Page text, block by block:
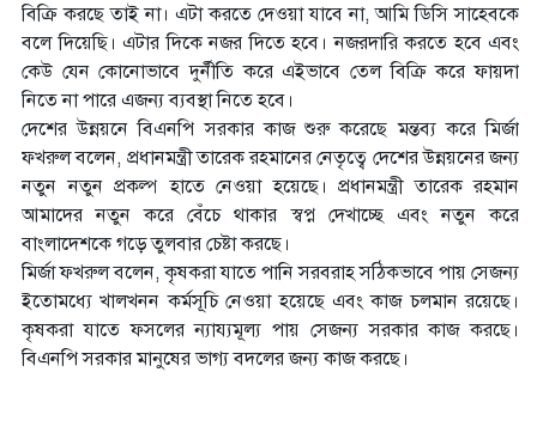
বিক্রি করছে তাই না। এটা করতে দেওয়া যাবে না, আমি ডিসি সাহেবকে
বলে দিয়েছি। এটার দিকে নজর দিতে হবে। নজরদারি করতে হবে এবং
কেউ যেন কোনোভাবে দুর্নীতি করে এইভাবে তেল বিক্রি করে ফায়দা
নিতে না পারে এজন্য ব্যবস্থা নিতে হবে।
দেশের উন্নয়নে বিএনপি সরকার কাজ শুরু করেছে মন্তব্য করে মির্জা
ফখরুল বলেন, প্রধানমন্ত্রী তারেক রহমানের নেতৃত্বে দেশের উন্নয়নের জন্য
নতুন নতুন প্রকল্প হাতে নেওয়া হয়েছে। প্রধানমন্ত্রী তারেক রহমান
আমাদের নতুন করে বেঁচে থাকার স্বপ্ন দেখাচ্ছে এবং নতুন করে
বাংলাদেশকে গড়ে তুলবার চেষ্টা করছে।
মির্জা ফখরুল বলেন, কৃষকরা যাতে পানি সরবরাহ সঠিকভাবে পায় সেজন্য
ইতোমধ্যে খালখনন কর্মসূচি নেওয়া হয়েছে এবং কাজ চলমান রয়েছে।
কৃষকরা যাতে ফসলের ন্যায্যমূল্য পায় সেজন্য সরকার কাজ করছে।
বিএনপি সরকার মানুষের ভাগ্য বদলের জন্য কাজ করছে।